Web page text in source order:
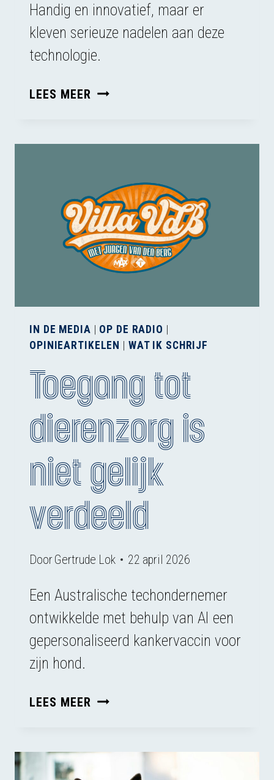
Handig en innovatief, maar er
kleven serieuze nadelen aan deze
technologie.
LEES MEER KOEIEN
GESTUURD
TECHNOLOGIE
IN DE MEDIA OP DE RADIO
OPINIEARTIKELEN
WAT IK SCHRIJF
Toegang tot
dierenzorg is
niet gelijk
verdeeld
DoorGertrude Lok 22 april 2026
Een Australische techondernemer
ontwikkelde met behulp van AI een
gepersonaliseerd kankervaccin voor
zijn hond.
LEES MEER TOEGANG
IS